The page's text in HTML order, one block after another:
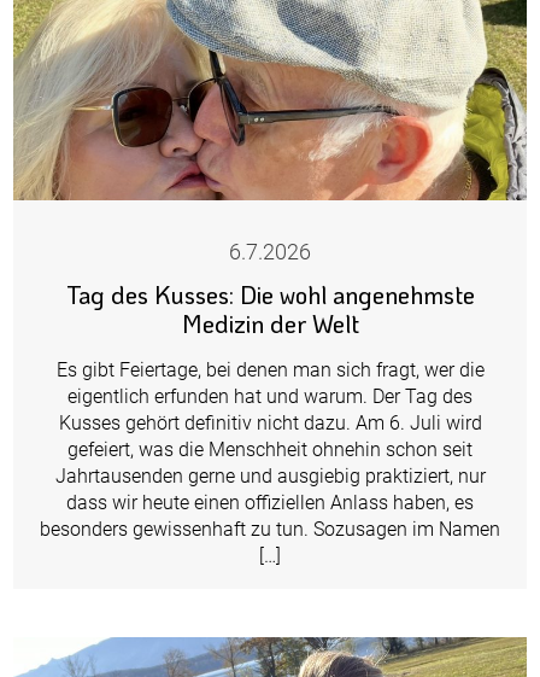
6.7.2026
Tag des Kusses: Die wohl angenehmste
Medizin der Welt
Es gibt Feiertage, bei denen man sich fragt, wer die
eigentlich erfunden hat und warum. Der Tag des
Kusses gehört definitiv nicht dazu. Am 6. Juli wird
gefeiert, was die Menschheit ohnehin schon seit
Jahrtausenden gerne und ausgiebig praktiziert, nur
dass wir heute einen offiziellen Anlass haben, es
besonders gewissenhaft zu tun. Sozusagen im Namen
[…]